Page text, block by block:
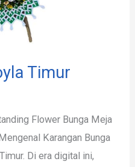
Timur
Flower Bunga Meja
Karangan Bunga
Di era digital ini,